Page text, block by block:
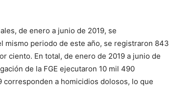
de enero a junio de 2019, se
mismo periodo de este año, se registraron 843
ciento. En total, de enero de 2019 a junio de
de la FGE ejecutaron 10 mil 490
a homicidios dolosos, lo que